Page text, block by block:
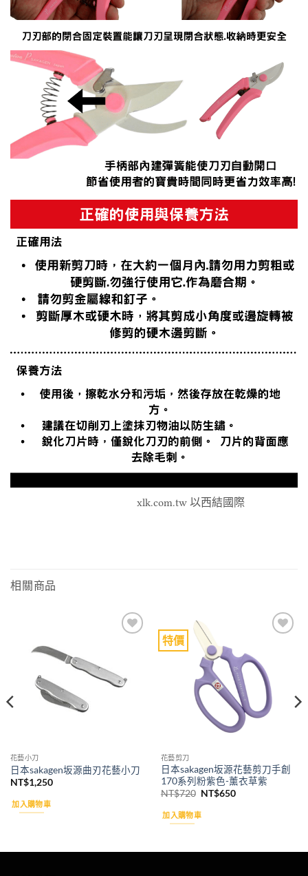
xlk.com.tw 以西結國際
相關商品
花藝小刀
日本sakagen坂源曲刃花藝小刀
NT$1,250
加入購物車
特價
花藝剪刀
日本sakagen坂源花藝剪刀手創
170系列粉紫色-薰衣草紫
NT$720 原
價
格：
NT$650目
加入購物車